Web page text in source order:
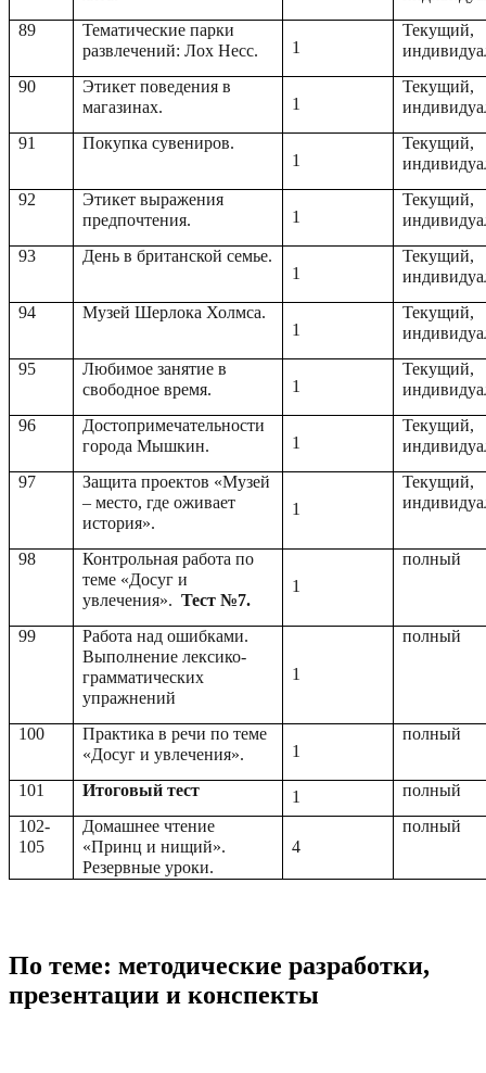
89
Тематические парки
развлечений: Лох Несс.
1
Текущий,
90
Этикет поведения в
магазинах.
1
Текущий,
91
Покупка сувениров.
1
Текущий,
92
Этикет выражения
предпочтения.
1
Текущий,
93
День в британской семье.
1
Текущий,
94
Музей Шерлока Холмса.
1
Текущий,
95
Любимое занятие в
свободное время.
1
Текущий,
96
Достопримечательности
города Мышкин.
1
Текущий,
97
Защита проектов «Музей
– место, где оживает
история».
1
Текущий,
98
Контрольная работа по
теме «Досуг и
увлечения». Тест №7.
1
полный
99
Работа над ошибками.
Выполнение лексико-
грамматических
упражнений
1
полный
100
Практика в речи по теме
«Досуг и увлечения».
1
полный
101 Итоговый тест 1
полный
102-
105
Домашнее чтение
«Принц и нищий».
Резервные уроки.
4
полный
По теме: методические разработки,
презентации и конспекты